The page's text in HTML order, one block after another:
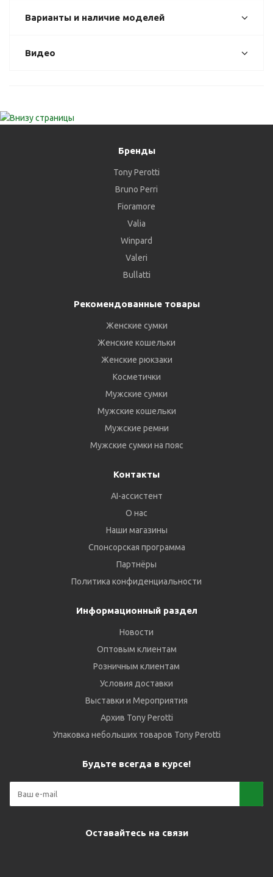
Варианты и наличие моделей
Видео
Бренды
Tony Perotti
Bruno Perri
Fioramore
Valia
Winpard
Valeri
Bullatti
Рекомендованные товары
Женские сумки
Женские кошельки
Женские рюкзаки
Косметички
Мужские сумки
Мужские кошельки
Мужские ремни
Мужские сумки на пояс
Контакты
AI-ассистент
О нас
Наши магазины
Спонсорская программа
Партнёры
Политика конфиденциальности
Информационный раздел
Новости
Оптовым клиентам
Розничным клиентам
Условия доставки
Выставки и Мероприятия
Архив Tony Perotti
Упаковка небольших товаров Tony Perotti
Будьте всегда в курсе!
Оставайтесь на связи